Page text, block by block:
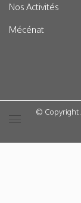
Nos Activités
Mécénat
© Copyright